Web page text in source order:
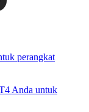
perangkat
Anda untuk